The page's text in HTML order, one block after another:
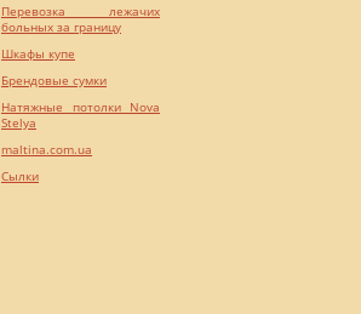
Перевозка лежачих
больных за границу
Шкафы купе
Брендовые сумки
Натяжные потолки Nova
Stelya
maltina.com.ua
Cылки